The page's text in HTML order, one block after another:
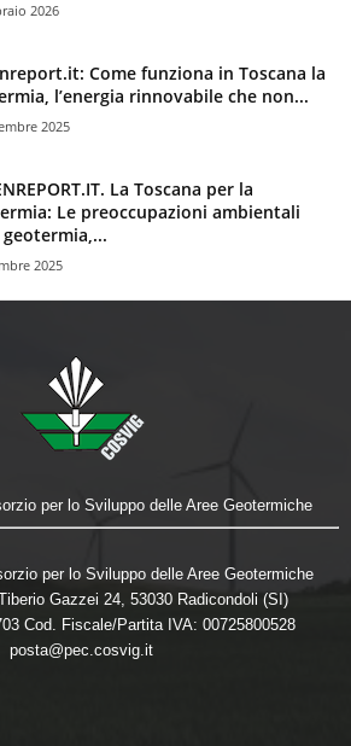
2026
Come funziona in Toscana la
l’energia rinnovabile che non...
2025
La Toscana per la
Le preoccupazioni ambientali
2025
per lo Sviluppo delle Aree Geotermiche
per lo Sviluppo delle Aree Geotermiche
Gazzei 24, 53030 Radicondoli (SI)
Cod. Fiscale/Partita IVA: 00725800528
posta@pec.cosvig.it